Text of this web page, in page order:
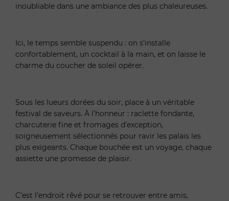
inoubliable dans une ambiance des plus chaleureuses.
Ici, le temps semble suspendu : on s’installe
confortablement, un cocktail à la main, et on laisse le
charme du coucher de soleil opérer.
Sous les lueurs dorées du soir, place à un véritable
festival de saveurs. À l’honneur : raclette fondante,
charcuterie fine et fromages d’exception,
soigneusement sélectionnés pour ravir les palais les
plus exigeants. Chaque bouchée est un voyage, chaque
assiette une promesse de plaisir.
C’est l’endroit rêvé pour se retrouver entre amis,